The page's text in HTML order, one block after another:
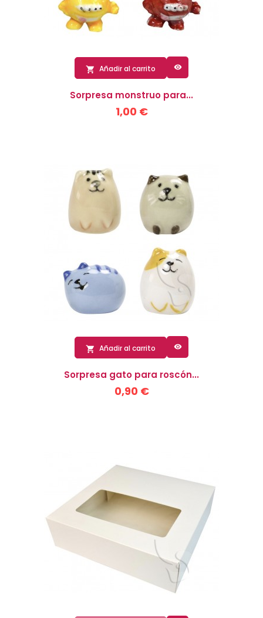
 Añadir al carrito 
Sorpresa monstruo para...
1,00 €
 Añadir al carrito 
Sorpresa gato para roscón...
0,90 €